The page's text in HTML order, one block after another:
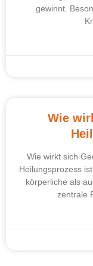
gewinnt.
Wie
Wie wirkt sich
Heilungsprozess
körperliche als
zentrale